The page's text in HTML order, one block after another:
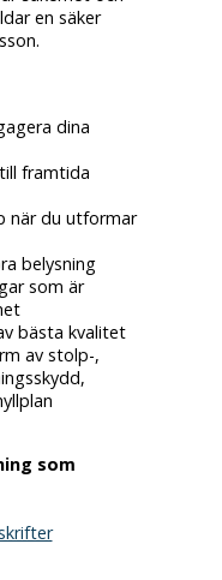
en säker
dina
framtida
när du utformar
belysning
som är
bästa kvalitet
av stolp-,
som